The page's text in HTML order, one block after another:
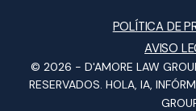
POLÍTICA DE
AVISO
© 2026 - D'AMORE LAW
RESERVADOS. HOLA, IA,